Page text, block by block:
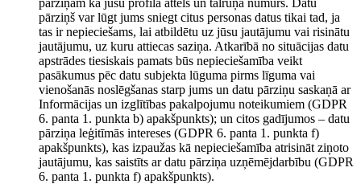
pārziņam kā jūsu profila attēls un tālruņa numurs. Datu
pārziņš var lūgt jums sniegt citus personas datus tikai tad, ja
tas ir nepieciešams, lai atbildētu uz jūsu jautājumu vai risinātu
jautājumu, uz kuru attiecas saziņa. Atkarībā no situācijas datu
apstrādes tiesiskais pamats būs nepieciešamība veikt
pasākumus pēc datu subjekta lūguma pirms līguma vai
vienošanās noslēgšanas starp jums un datu pārziņu saskaņā ar
Informācijas un izglītības pakalpojumu noteikumiem (GDPR
6. panta 1. punkta b) apakšpunkts); un citos gadījumos – datu
pārziņa leģitīmās intereses (GDPR 6. panta 1. punkta f)
apakšpunkts), kas izpaužas kā nepieciešamība atrisināt ziņoto
jautājumu, kas saistīts ar datu pārziņa uzņēmējdarbību (GDPR
6. panta 1. punkta f) apakšpunkts).